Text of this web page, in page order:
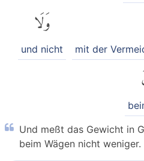
mit der
وَلَا
und nicht
Und meßt das Gewicht in
beim Wägen nicht weniger.